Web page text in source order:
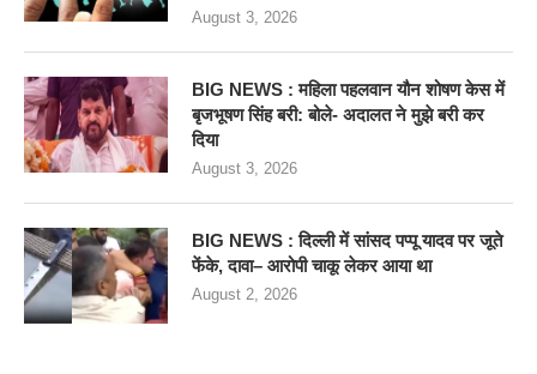
August 3, 2026
BIG NEWS : महिला पहलवान यौन शोषण केस में
बृजभूषण सिंह बरी: बोले- अदालत ने मुझे बरी कर
दिया
August 3, 2026
BIG NEWS : दिल्ली में सांसद पप्पू यादव पर जूते
फेंके, दावा– आरोपी चाकू लेकर आया था
August 2, 2026